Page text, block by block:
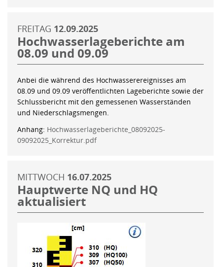
FREITAG 12.09.2025
Hochwasserlageberichte am
08.09 und 09.09
Anbei die während des Hochwasserereignisses am
08.09 und 09.09 veröffentlichten Lageberichte sowie der
Schlussbericht mit den gemessenen Wasserständen
und Niederschlagsmengen.
Anhang: Hochwasserlageberichte_08092025-
09092025_Korrektur.pdf
MITTWOCH 16.07.2025
Hauptwerte NQ und HQ
aktualisiert